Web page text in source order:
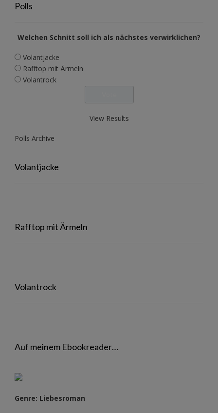
Polls
Welchen Schnitt soll ich als nächstes verwirklichen?
Volantjacke
Rafftop mit Ärmeln
Volantrock
View Results
Polls Archive
Volantjacke
Rafftop mit Ärmeln
Volantrock
Auf meinem Ebookreader…
Genre: Liebesroman